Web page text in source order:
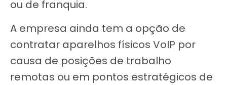
ou de franquia.
A empresa ainda tem a opção de
contratar aparelhos físicos VoIP por
causa de posições de trabalho
remotas ou em pontos estratégicos de